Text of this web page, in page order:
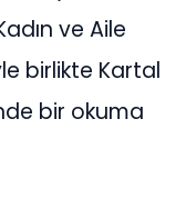
ve Aile
birlikte Kartal
bir okuma